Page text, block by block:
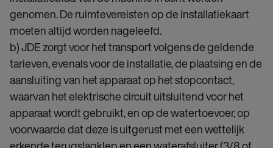
genomen. De ruimtevereisten op de installatiekaart
moeten altijd worden nageleefd.
b) JDE zorgt voor het transport volgens de geldende
tarieven, evenals voor de installatie, de plaatsing en de
aansluiting van het apparaat op het stopcontact,
waarvan het elektrische circuit uitsluitend voor het
apparaat wordt gebruikt, en op de watertoevoer, op
voorwaarde dat deze is uitgerust met een wettelijk